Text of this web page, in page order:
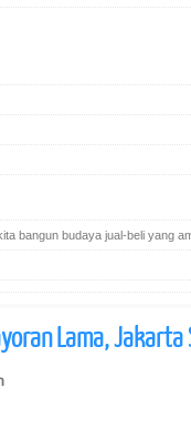
bangun budaya jual-beli yang
Lama, Jakarta